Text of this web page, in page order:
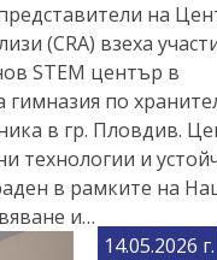
на
(CRA) взеха
STEM център в
гимназия по
в гр. Пловдив.
технологии и
в рамките на
и…
14.05.2026 г.